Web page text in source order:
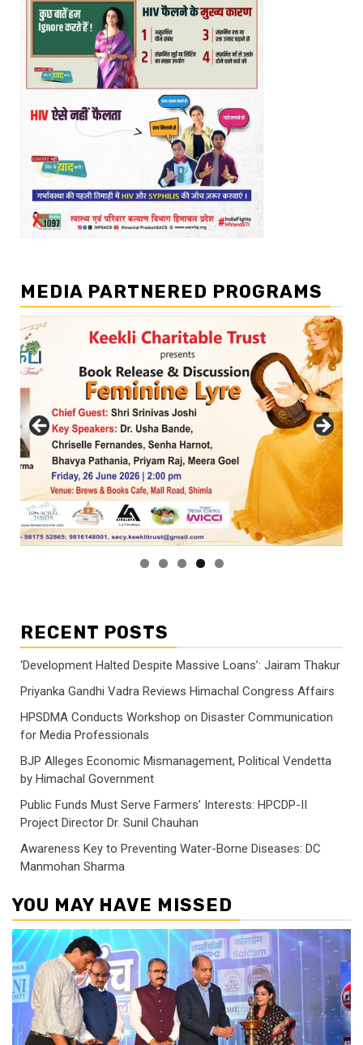
MEDIA PARTNERED PROGRAMS
RECENT POSTS
‘Development Halted Despite Massive Loans’: Jairam Thakur
Priyanka Gandhi Vadra Reviews Himachal Congress Affairs
HPSDMA Conducts Workshop on Disaster Communication
for Media Professionals
BJP Alleges Economic Mismanagement, Political Vendetta
by Himachal Government
Public Funds Must Serve Farmers’ Interests: HPCDP-II
Project Director Dr. Sunil Chauhan
Awareness Key to Preventing Water-Borne Diseases: DC
Manmohan Sharma
YOU MAY HAVE MISSED